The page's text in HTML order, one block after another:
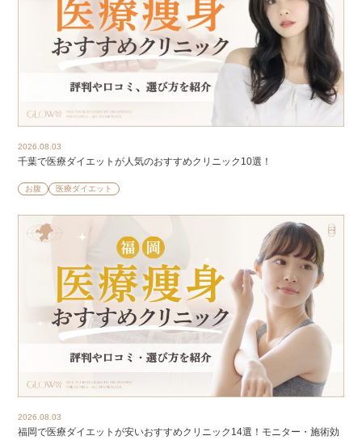
2026.08.03
千葉で医療ダイエットが人気のおすすめクリニック10選！
お腹 医療ダイエット
2026.08.03
福岡で医療ダイエットが安いおすすめクリニック14選！モニター・施術効